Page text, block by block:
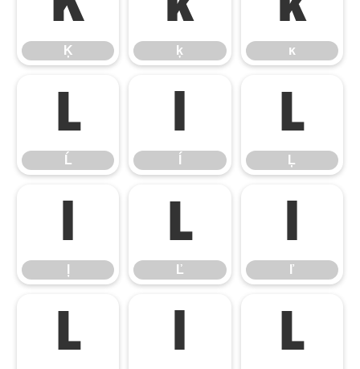
Ķ ķ ĸ
Ĺ
Ĺ
ĺ Ļ
Ļ
ļ Ľ
Ľ
ľ
ľ
Ŀ ŀ Ł